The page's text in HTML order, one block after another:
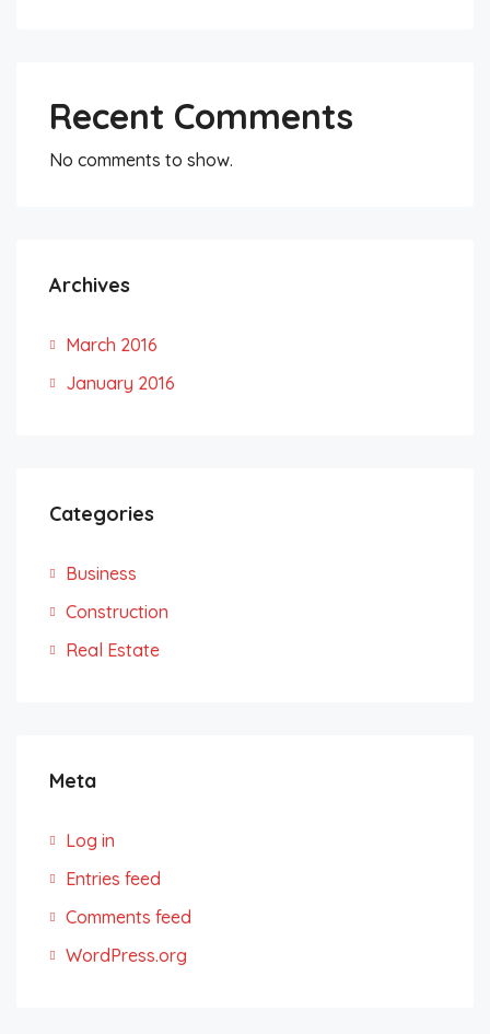
Recent Comments
No comments to show.
Archives
March 2016
January 2016
Categories
Business
Construction
Real Estate
Meta
Log in
Entries feed
Comments feed
WordPress.org